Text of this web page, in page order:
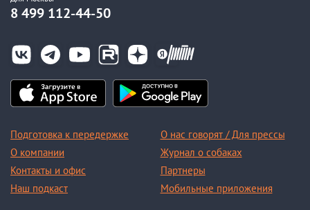
8 499 112-44-50
Подготовка к передержке
О компании
Контакты и офис
Наш подкаст
О нас говорят / Для прессы
Журнал о собаках
Партнеры
Мобильные приложения